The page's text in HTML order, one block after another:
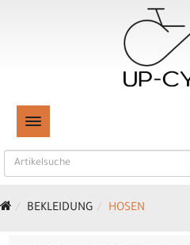
TOGGLE NAVIGATION
BEKLEIDUNG HOSEN